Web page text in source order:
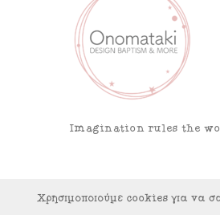
Imagination rules the
Χρησιμοποιούμε cookies για να